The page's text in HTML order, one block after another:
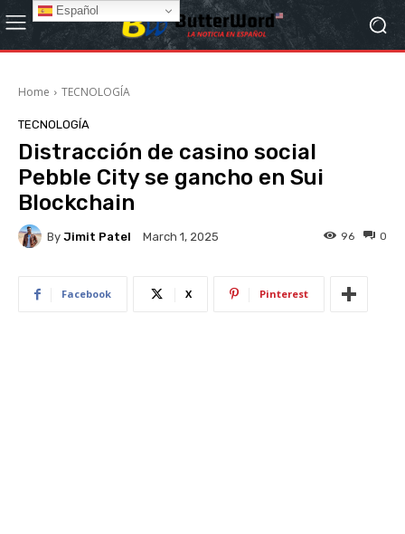
Home TECNOLOGÍA
TECNOLOGÍA
Distracción de casino social
Pebble City se gancho en Sui
Blockchain
By Jimit Patel March 1, 2025 0
96
Facebook X Pinterest
Español